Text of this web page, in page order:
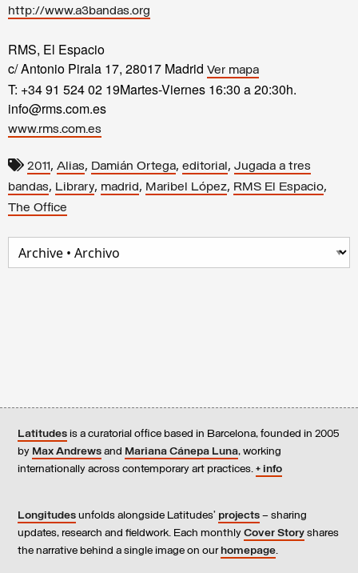
http://www.a3bandas.org
RMS, El Espacio
c/ Antonio Pirala 17, 28017 Madrid Ver mapa
T: +34 91 524 02 19Martes-Viernes 16:30 a 20:30h.
info@rms.com.es
www.rms.com.es
2011, Alias, Damián Ortega, editorial , Jugada a tres
bandas, Library, madrid, Maribel López, RMS El Espacio,
The Office
Latitudes is a curatorial office based in Barcelona, founded in 2005
by Max Andrews and Mariana Cánepa Luna, working
internationally across contemporary art practices. + info
Longitudes unfolds alongside Latitudes’ projects – sharing
updates, research and fieldwork. Each monthly Cover Story shares
the narrative behind a single image on our homepage.